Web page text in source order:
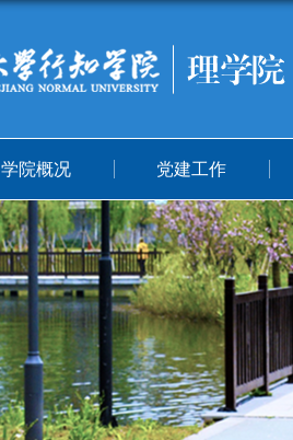
学院概况 党建工作